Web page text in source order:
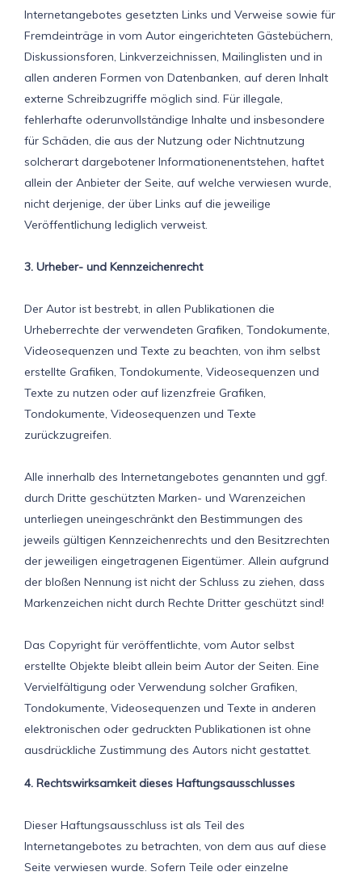
Internetangebotes gesetzten Links und Verweise sowie für
Fremdeinträge in vom Autor eingerichteten Gästebüchern,
Diskussionsforen, Linkverzeichnissen, Mailinglisten und in
allen anderen Formen von Datenbanken, auf deren Inhalt
externe Schreibzugriffe möglich sind. Für illegale,
fehlerhafte oderunvollständige Inhalte und insbesondere
für Schäden, die aus der Nutzung oder Nichtnutzung
solcherart dargebotener Informationenentstehen, haftet
allein der Anbieter der Seite, auf welche verwiesen wurde,
nicht derjenige, der über Links auf die jeweilige
Veröffentlichung lediglich verweist.
3. Urheber- und Kennzeichenrecht
Der Autor ist bestrebt, in allen Publikationen die
Urheberrechte der verwendeten Grafiken, Tondokumente,
Videosequenzen und Texte zu beachten, von ihm selbst
erstellte Grafiken, Tondokumente, Videosequenzen und
Texte zu nutzen oder auf lizenzfreie Grafiken,
Tondokumente, Videosequenzen und Texte
zurückzugreifen.
Alle innerhalb des Internetangebotes genannten und ggf.
durch Dritte geschützten Marken- und Warenzeichen
unterliegen uneingeschränkt den Bestimmungen des
jeweils gültigen Kennzeichenrechts und den Besitzrechten
der jeweiligen eingetragenen Eigentümer. Allein aufgrund
der bloßen Nennung ist nicht der Schluss zu ziehen, dass
Markenzeichen nicht durch Rechte Dritter geschützt sind!
Das Copyright für veröffentlichte, vom Autor selbst
erstellte Objekte bleibt allein beim Autor der Seiten. Eine
Vervielfältigung oder Verwendung solcher Grafiken,
Tondokumente, Videosequenzen und Texte in anderen
elektronischen oder gedruckten Publikationen ist ohne
ausdrückliche Zustimmung des Autors nicht gestattet.
4. Rechtswirksamkeit dieses Haftungsausschlusses
Dieser Haftungsausschluss ist als Teil des
Internetangebotes zu betrachten, von dem aus auf diese
Seite verwiesen wurde. Sofern Teile oder einzelne